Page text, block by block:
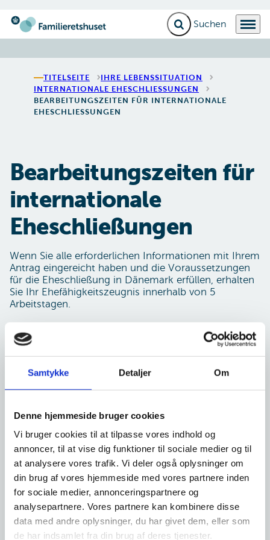
Samtykke Detaljer Om
Denne hjemmeside bruger cookies
Vi bruger cookies til at tilpasse vores indhold og
annoncer, til at vise dig funktioner til sociale medier og til
at analysere vores trafik. Vi deler også oplysninger om
din brug af vores hjemmeside med vores partnere inden
for sociale medier, annonceringspartnere og
analysepartnere. Vores partnere kan kombinere disse
data med andre oplysninger, du har givet dem, eller som
de har indsamlet fra din brug af deres tjenester.
Zur Startseite gehen Suchfeld erweiternMenü
TITELSEITE
IHRE LEBENSSITUATION
INTERNATIONALE EHESCHLIESSUNGEN
BEARBEITUNGSZEITEN FÜR INTERNATIONALE
EHESCHLIESSUNGEN
Bearbeitungszeiten für
internationale
Eheschließungen
Wenn Sie alle erforderlichen Informationen mit Ihrem
Antrag eingereicht haben und die Voraussetzungen
für die Eheschließung in Dänemark erfüllen, erhalten
Sie Ihr Ehefähigkeitszeugnis innerhalb von 5
Arbeitstagen.
Die Bearbeitungszeit für eine internationale Eheschließung hängt
davon ab, wie viele Informationen wir benötigen, bevor wir Ihr
Ehefähigkeitszeugnis ausstellen oder eine andere Entscheidung
über Ihren Antrag treffen.
Es gibt 4 Dinge, die erfüllt sein müssen, bevor wir Ihr
Ihren gemeinsamen Antrag erhalten haben
Wir müssen registriert haben, dass Sie die Gebühr für das
Ehefähigkeitszeugnis bezahlt haben
Wir müssen die erforderlichen Unterlagen und Informationen
in der Akte haben
Sie müssen die Ehevoraussetzungen erfüllen, um in
Dänemark heiraten zu können.
Wenn Sie alle erforderlichen Informationen mit Ihrem Antrag